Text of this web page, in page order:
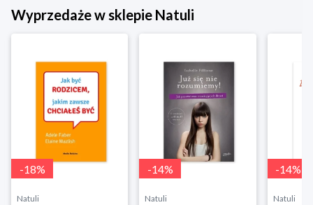
Wyprzedaże w sklepie Natuli
-18%
Natuli
-14%
Natuli
-14%
Natuli